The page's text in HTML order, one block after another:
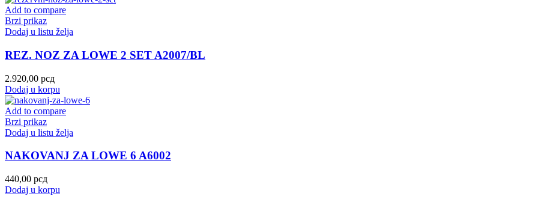
Add to compare
Brzi prikaz
Dodaj u listu želja
REZ. NOZ ZA LOWE 2 SET A2007/BL
2.920,00 рсд
Dodaj u korpu
Add to compare
Brzi prikaz
Dodaj u listu želja
NAKOVANJ ZA LOWE 6 A6002
440,00 рсд
Dodaj u korpu